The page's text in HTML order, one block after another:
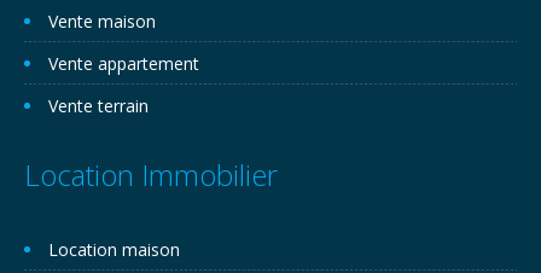
Vente maison
Vente appartement
Vente terrain
Location Immobilier
Location maison